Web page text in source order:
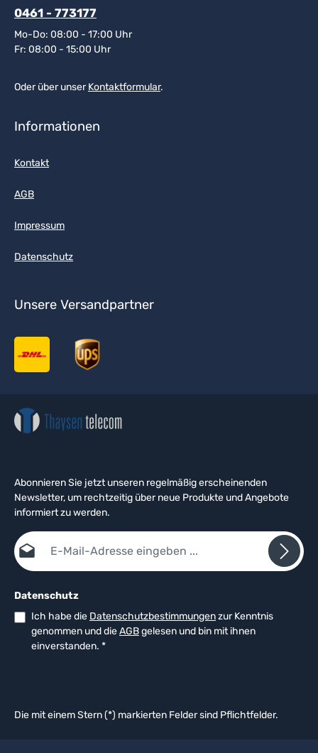
0461 - 773177
Mo-Do: 08:00 - 17:00 Uhr
Fr: 08:00 - 15:00 Uhr
Oder über unserKontaktformular.
Informationen
Kontakt
AGB
Impressum
Datenschutz
Unsere Versandpartner
Abonnieren Sie jetzt unseren regelmäßig erscheinenden
Newsletter, um rechtzeitig über neue Produkte und Angebote
informiert zu werden.
E-Mail-Adresse*
Datenschutz
Ich habe die Datenschutzbestimmungenzur Kenntnis
genommen und dieAGBgelesen und bin mit ihnen
einverstanden. *
Die mit einem Stern (*) markierten Felder sind Pflichtfelder.